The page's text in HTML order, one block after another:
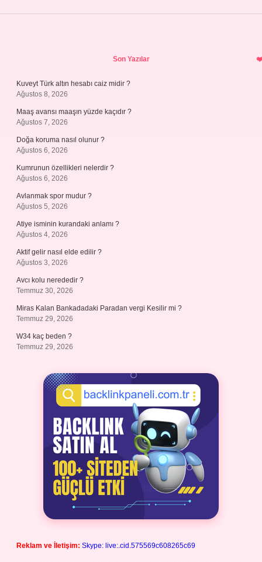
Son Yazılar
Kuveyt Türk altın hesabı caiz midir ?
Ağustos 8, 2026
Maaş avansı maaşın yüzde kaçıdır ?
Ağustos 7, 2026
Doğa koruma nasıl olunur ?
Ağustos 6, 2026
Kumrunun özellikleri nelerdir ?
Ağustos 6, 2026
Avlanmak spor mudur ?
Ağustos 5, 2026
Atiye isminin kurandaki anlamı ?
Ağustos 4, 2026
Aktif gelir nasıl elde edilir ?
Ağustos 3, 2026
Avcı kolu nerededir ?
Temmuz 30, 2026
Miras Kalan Bankadadaki Paradan vergi Kesilir mi ?
Temmuz 29, 2026
W34 kaç beden ?
Temmuz 29, 2026
Reklam ve İletişim: Skype: live:.cid.575569c608265c69